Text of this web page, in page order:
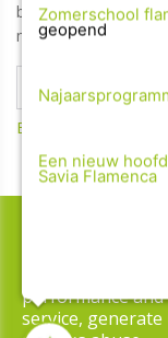
blogs, updates,
mailbox!
Bekijk de vorige
Copyright ©
This site uses
services and to
user-agent are
performance
service,
Zomerschool
geopend
Een nieuw
Savia Flamenca